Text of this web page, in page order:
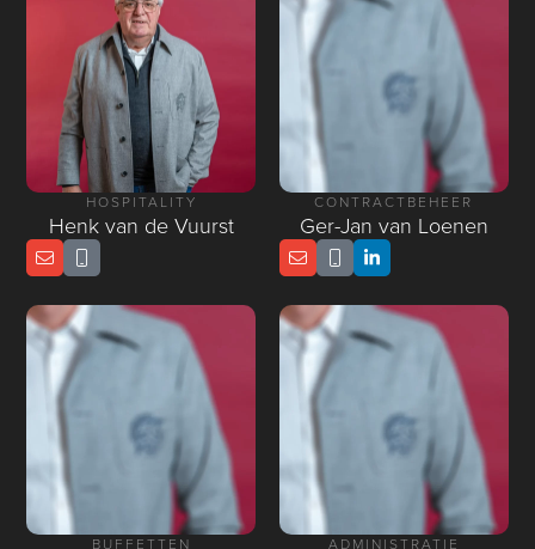
HOSPITALITY
Henk van de Vuurst
CONTRACTBEHEER
Ger-Jan van Loenen
BUFFETTEN ADMINISTRATIE